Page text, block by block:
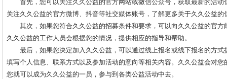
关注久久公益的官方微博、抖音等社交媒体账号，了解更多关于久久公益的
其次，如果您符合久久公益的招募条件和要求，可以向久久公益的官
久久公益的工作人员会根据您的情况，提供相应的指导和帮助。
最后，如果您决定加入久久公益，可以通过线上报名或线下报名的方
填写个人信息、联系方式以及参加活动的意向等相关内容。久久公益会对
您就可以成为久久公益的一员，参与到各类公益活动中去。